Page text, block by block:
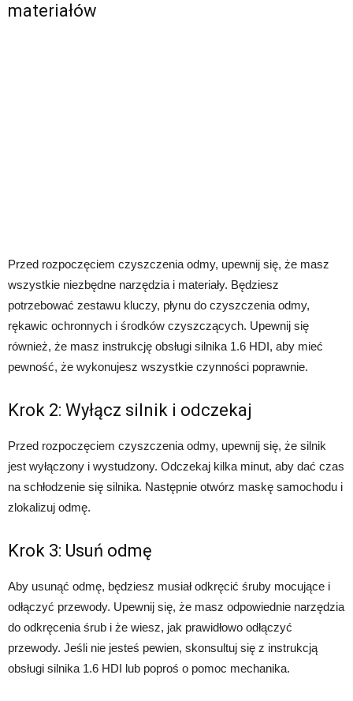
materiałów
Przed rozpoczęciem czyszczenia odmy, upewnij się, że masz
wszystkie niezbędne narzędzia i materiały. Będziesz
potrzebować zestawu kluczy, płynu do czyszczenia odmy,
rękawic ochronnych i środków czyszczących. Upewnij się
również, że masz instrukcję obsługi silnika 1.6 HDI, aby mieć
pewność, że wykonujesz wszystkie czynności poprawnie.
Krok 2: Wyłącz silnik i odczekaj
Przed rozpoczęciem czyszczenia odmy, upewnij się, że silnik
jest wyłączony i wystudzony. Odczekaj kilka minut, aby dać czas
na schłodzenie się silnika. Następnie otwórz maskę samochodu i
zlokalizuj odmę.
Krok 3: Usuń odmę
Aby usunąć odmę, będziesz musiał odkręcić śruby mocujące i
odłączyć przewody. Upewnij się, że masz odpowiednie narzędzia
do odkręcenia śrub i że wiesz, jak prawidłowo odłączyć
przewody. Jeśli nie jesteś pewien, skonsultuj się z instrukcją
obsługi silnika 1.6 HDI lub poproś o pomoc mechanika.